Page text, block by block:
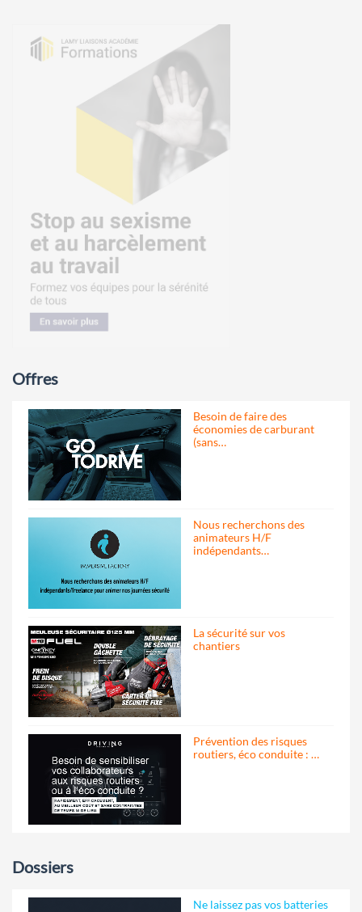
Offres
Besoin de faire des
économies de carburant
(sans…
Nous recherchons des
animateurs H/F
indépendants…
La sécurité sur vos
chantiers
Prévention des risques
routiers, éco conduite : …
Dossiers
Ne laissez pas vos batteries